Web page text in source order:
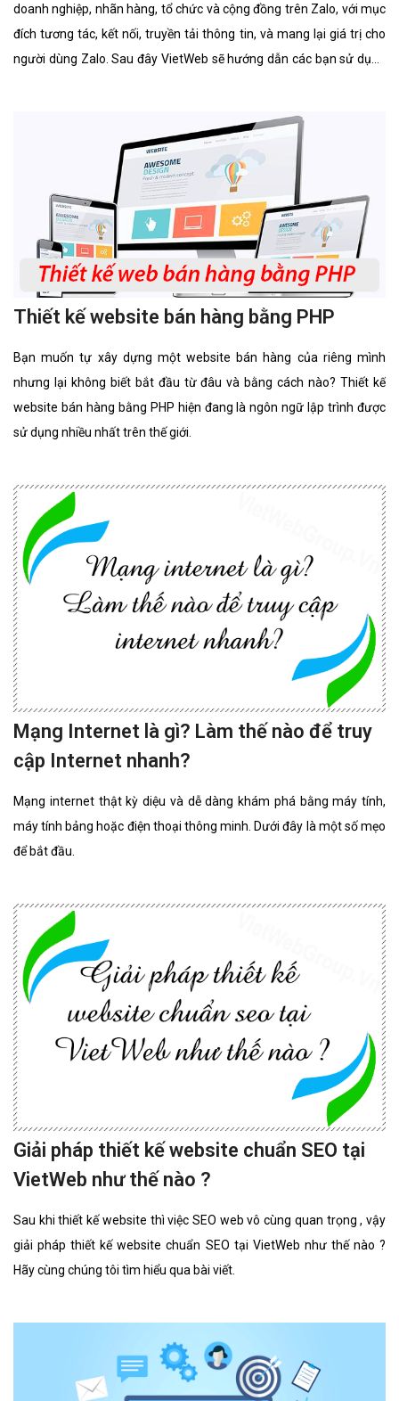
doanh nghiệp, nhãn hàng, tổ chức và cộng đồng trên Zalo, với mục
đích tương tác, kết nối, truyền tải thông tin, và mang lại giá trị cho
người dùng Zalo. Sau đây VietWeb sẽ hướng dẫn các bạn sử dụng
Thiết kế website bán hàng bằng PHP
Bạn muốn tự xây dựng một website bán hàng của riêng mình
nhưng lại không biết bắt đầu từ đâu và bằng cách nào? Thiết kế
website bán hàng bằng PHP hiện đang là ngôn ngữ lập trình được
sử dụng nhiều nhất trên thế giới.
Mạng Internet là gì? Làm thế nào để truy
cập Internet nhanh?
Mạng internet thật kỳ diệu và dễ dàng khám phá bằng máy tính,
máy tính bảng hoặc điện thoại thông minh. Dưới đây là một số mẹo
để bắt đầu.
Giải pháp thiết kế website chuẩn SEO tại
VietWeb như thế nào ?
Sau khi thiết kế website thì việc SEO web vô cùng quan trọng , vậy
giải pháp thiết kế website chuẩn SEO tại VietWeb như thế nào ?
Hãy cùng chúng tôi tìm hiểu qua bài viết.